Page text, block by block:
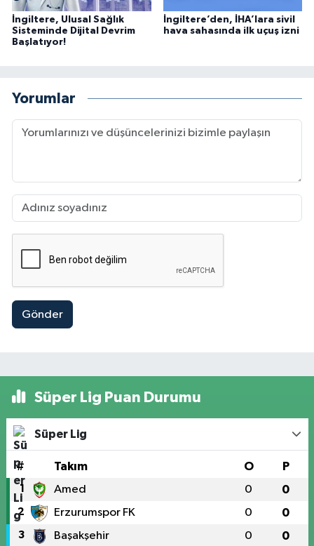
İngiltere, Ulusal Sağlık
Sisteminde Dijital Devrim
Başlatıyor!
İngiltere’den, İHA’lara sivil
hava sahasında ilk uçuş izni
Yorumlar
Gönder
Süper Lig Puan Durumu
Süper Lig
# Takım O P
1 Amed 0 0
2 Erzurumspor FK 0 0
3 Başakşehir 0 0